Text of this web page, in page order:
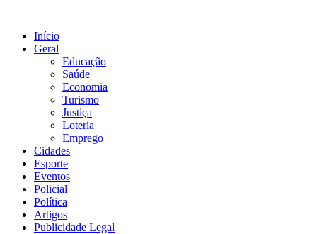
conteúdo
Início
Geral
Educação
Saúde
Economia
Turismo
Justiça
Loteria
Emprego
Cidades
Esporte
Eventos
Policial
Política
Artigos
Publicidade Legal